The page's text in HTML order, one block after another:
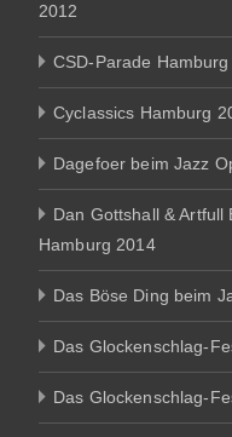
2012
CSD-Parade
Cyclassics Hamburg
Dagefoer beim Jazz
Dan Gottshall & Artfull
Hamburg 2014
Das Böse Ding beim
Das Glockenschlag-
Das Glockenschlag-